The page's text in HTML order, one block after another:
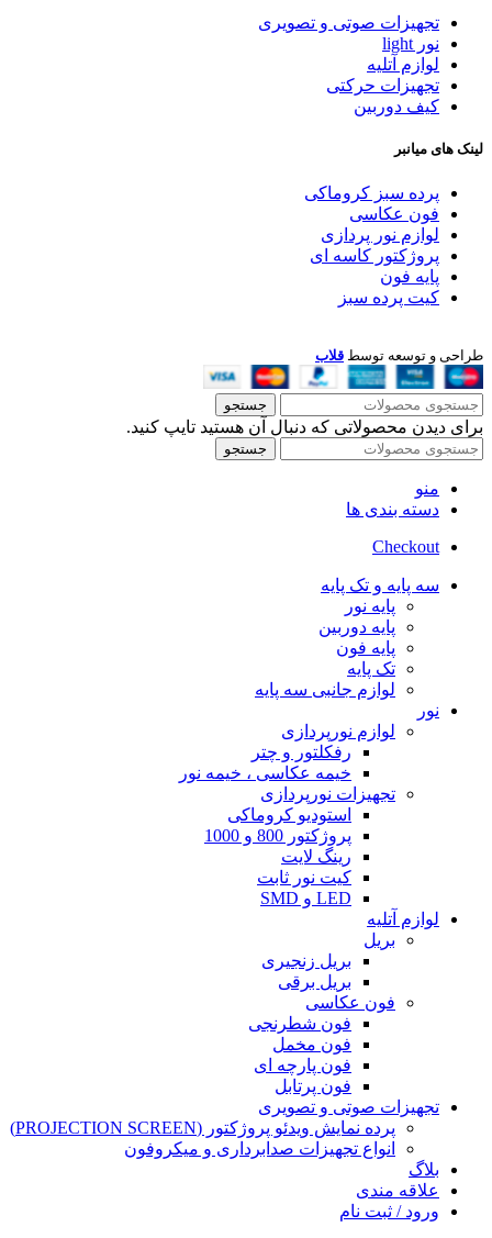
تجهیزات صوتی و تصویری
نور light
لوازم آتلیه
تجهیزات حرکتی
کیف دوربین
لینک های میانبر
پرده سبز کروماکی
فون عکاسی
لوازم نور پردازی
پروژکتور کاسه ای
پایه فون
کیت پرده سبز
طراحی و توسعه توسط قلاب
جستجو
برای دیدن محصولاتی که دنبال آن هستید تایپ کنید.
جستجو
منو
دسته بندی ها
Checkout
سه پایه و تک پایه
پایه نور
پایه دوربین
پایه فون
تک پایه
لوازم جانبی سه پایه
نور
لوازم نورپردازی
رفکلتور و چتر
خیمه عکاسی ، خیمه نور
تجهیزات نورپردازی
استودیو کروماکی
پروژکتور 800 و 1000
رینگ لایت
کیت نور ثابت
LED و SMD
لوازم آتلیه
بریل
بریل زنجیری
بریل برقی
فون عکاسی
فون شطرنجی
فون مخمل
فون پارچه ای
فون پرتابل
تجهیزات صوتی و تصویری
پرده نمایش ویدئو پروژکتور (PROJECTION SCREEN)
انواع تجهیزات صدابرداری و میکروفون
بلاگ
علاقه مندی
ورود / ثبت نام